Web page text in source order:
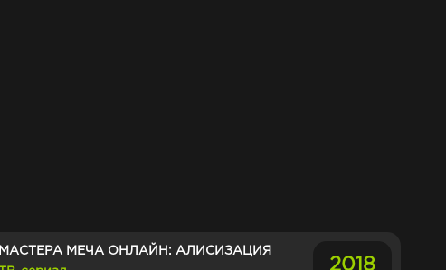
МАСТЕРА МЕЧА ОНЛАЙН: АЛИСИЗАЦИЯ
2018